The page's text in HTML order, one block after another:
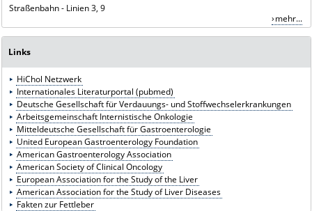
Straßenbahn - Linien 3, 9
mehr...
Links
HiChol Netzwerk
Internationales Literaturportal (pubmed)
Deutsche Gesellschaft für Verdauungs- und Stoffwechselerkrankungen
Arbeitsgemeinschaft Internistische Onkologie
Mitteldeutsche Gesellschaft für Gastroenterologie
United European Gastroenterology Foundation
American Gastroenterology Association
American Society of Clinical Oncology
European Association for the Study of the Liver
American Association for the Study of Liver Diseases
Fakten zur Fettleber